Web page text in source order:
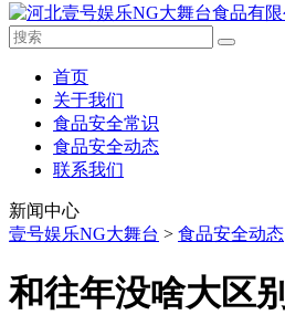
首页
关于我们
食品安全常识
食品安全动态
联系我们
新闻中心
壹号娱乐NG大舞台 > 食品安全动态
和往年没啥大区别